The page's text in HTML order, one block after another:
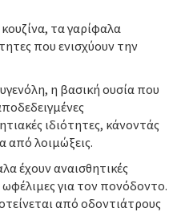
τα γαρίφαλα
που ενισχύουν την
η βασική ουσία που
ιδιότητες, κάνοντάς
από λοιμώξεις.
έχουν αναισθητικές
ωφέλιμες για τον πονόδοντο.
από οδοντιάτρους